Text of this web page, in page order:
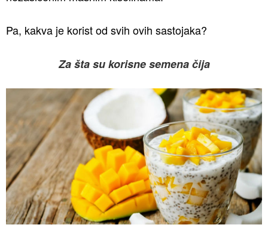
Pa, kakva je korist od svih ovih sastojaka?
Za šta su korisne semena čija